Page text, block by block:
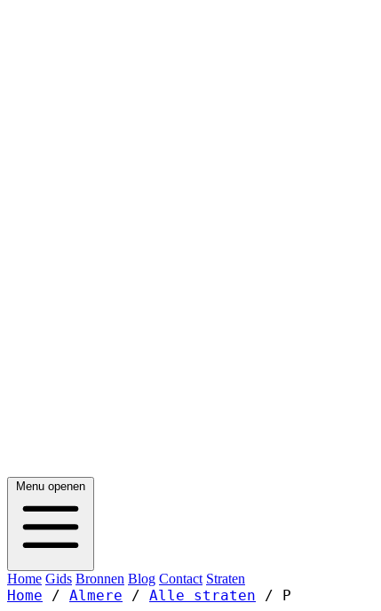
Menu openen
Home Gids Bronnen Blog Contact Straten
Home / Almere / Alle straten / P